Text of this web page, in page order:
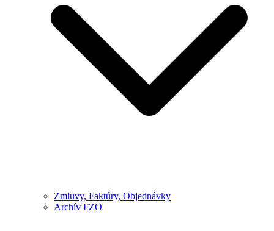
Zmluvy, Faktúry, Objednávky
Archív FZO